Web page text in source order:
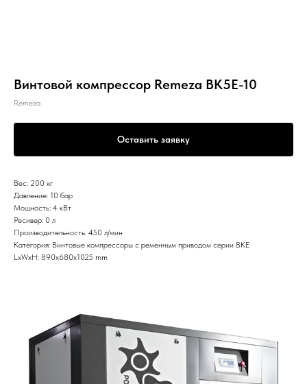
Винтовой компрессор Remeza ВК5Е-10
Remeza
Оставить заявку
Вес: 200 кг
Давление: 10 бар
Мощность: 4 кВт
Ресивер: 0 л
Производительность: 450 л/мин
Категория: Винтовые компрессоры с ременным приводом серии ВКЕ
LxWxH: 890x680x1025 mm